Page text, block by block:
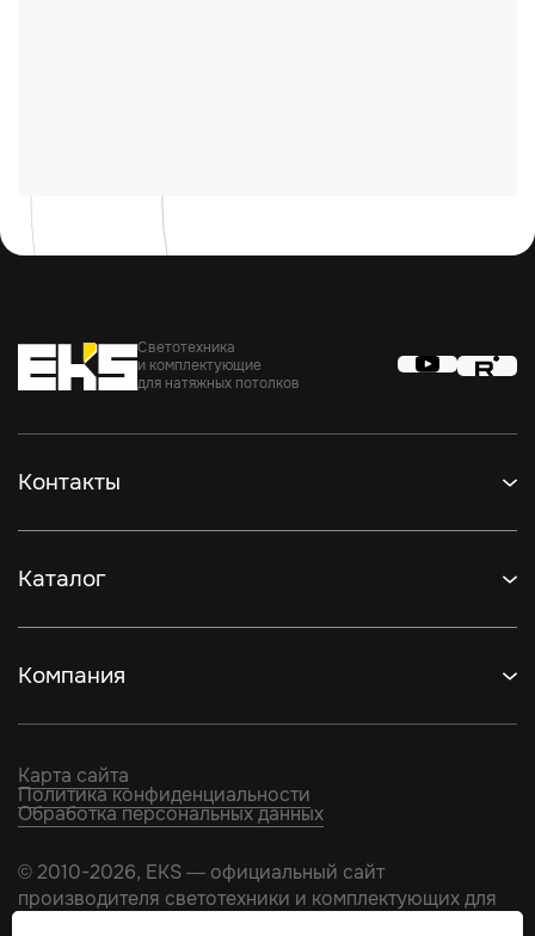
Светотехника
и комплектующие
для натяжных потолков
Контакты
Компания
Каталог
Карта сайта
Политика конфиденциальности
Обработка персональных данных
© 2010-2026, EKS — официальный сайт
производителя светотехники и комплектующих для